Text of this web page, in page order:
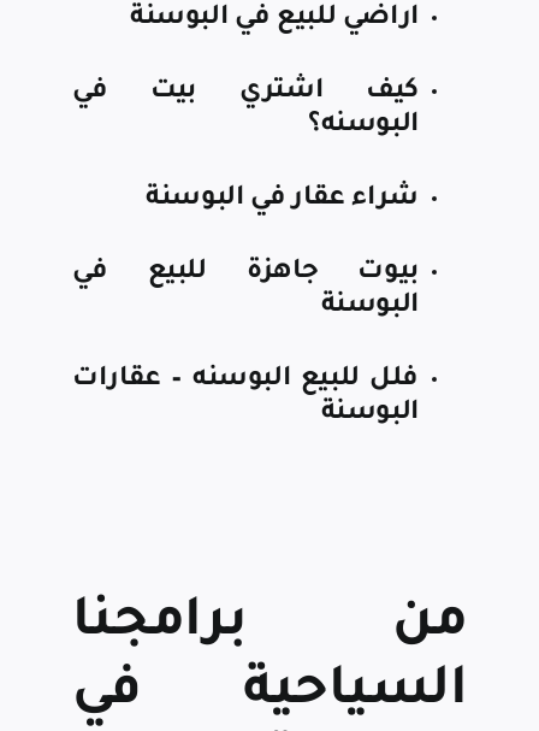
اراضي للبيع في البوسنة
كيف اشتري بيت في
البوسنه؟
شراء عقار في البوسنة
بيوت جاهزة للبيع في
البوسنة
فلل للبيع البوسنه – عقارات
البوسنة
من برامجنا
السياحية في